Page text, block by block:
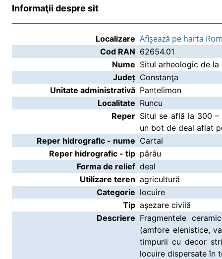
Informaţii despre sit
Localizare Afişează pe harta
Cod RAN 62654.01
Nume Situl arheologic de la
Județ Constanţa
Unitate administrativă Pantelimon
Localitate Runcu
Reper Situl se află la 300
un bot de deal aflat
Reper hidrografic - nume Cartal
Reper hidrografic - tip pârâu
Forma de relief deal
Utilizare teren agricultură
Categorie locuire
Tip aşezare civilă
Descriere Fragmentele
(amfore elenistice,
timpurii cu decor
locuire dispersate în